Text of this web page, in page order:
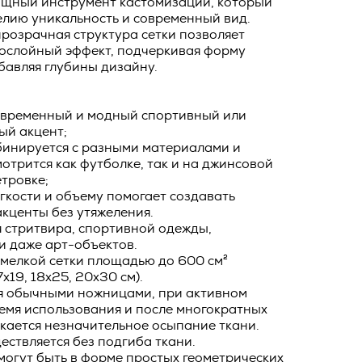
уникальность и современный вид.
структура сетки позволяет
эффект, подчеркивая форму
глубины дизайну.
и модный спортивный или
акцент;
с разными материалами и
как футболке, так и на джинсовой
и объему помогает создавать
без утяжеления.
стритвира, спортивной одежды,
даже арт-объектов.
мелкой сетки площадью до 600 см²
18х25, 20х30 см).
обычными ножницами, при активном
использования и после многократных
незначительное осыпание ткани.
без подгиба ткани.
быть в форме простых геометрических
тексту –
по
в
полном и
№152-ФЗ
с
(ИНН
адрес
Поля, д.